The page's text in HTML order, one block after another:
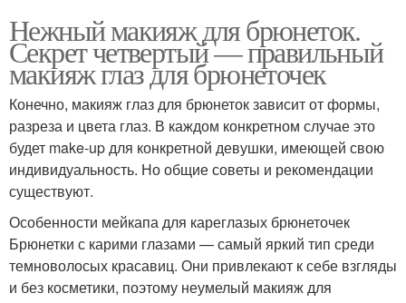
Нежный макияж для брюнеток.
Секрет четвертый — правильный
макияж глаз для брюнеточек
Конечно, макияж глаз для брюнеток зависит от формы,
разреза и цвета глаз. В каждом конкретном случае это
будет make-up для конкретной девушки, имеющей свою
индивидуальность. Но общие советы и рекомендации
существуют.
Особенности мейкапа для кареглазых брюнеточек
Брюнетки с карими глазами — самый яркий тип среди
темноволосых красавиц. Они привлекают к себе взгляды
и без косметики, поэтому неумелый макияж для